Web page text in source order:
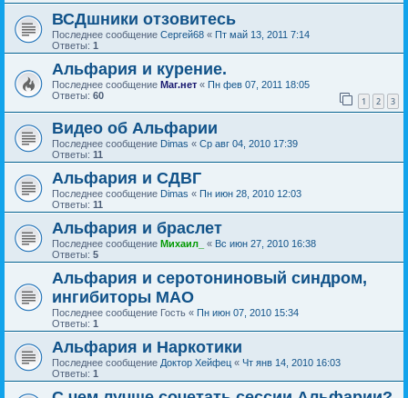
ВСДшники отзовитесь
Последнее сообщение Сергей68 « Пт май 13, 2011 7:14
Ответы: 1
Альфария и курение.
Последнее сообщение Маг.нет « Пн фев 07, 2011 18:05
Ответы: 60 1 2 3
Видео об Альфарии
Последнее сообщение Dimas « Ср авг 04, 2010 17:39
Ответы: 11
Альфария и СДВГ
Последнее сообщение Dimas « Пн июн 28, 2010 12:03
Ответы: 11
Альфария и браслет
Последнее сообщение Михаил_ « Вс июн 27, 2010 16:38
Ответы: 5
Альфария и серотониновый синдром,
ингибиторы МАО
Последнее сообщение Гость « Пн июн 07, 2010 15:34
Ответы: 1
Альфария и Наркотики
Последнее сообщение Доктор Хейфец « Чт янв 14, 2010 16:03
Ответы: 1